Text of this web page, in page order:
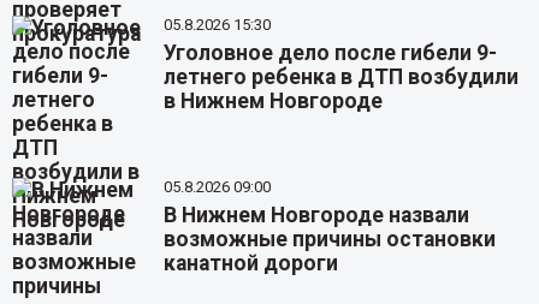
05.8.2026 15:30
Уголовное дело после гибели 9-
летнего ребенка в ДТП возбудили
в Нижнем Новгороде
05.8.2026 09:00
В Нижнем Новгороде назвали
возможные причины остановки
канатной дороги